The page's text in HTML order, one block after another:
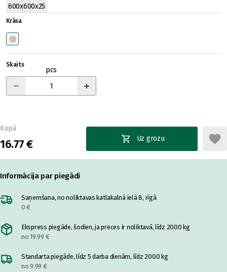
600x600x25
Krāsa
Skaits
pcs
Kopā
16.77 € Uz grozu
Informācija par piegādi
Saņemšana, no noliktavas katlakalnā ielā 8, rīgā
0 €
Ekspress piegāde, šodien, ja preces ir noliktavā, līdz 2000 kg
no 19.99 €
Standarta piegāde, līdz 5 darba dienām, līdz 2000 kg
no 9.99 €